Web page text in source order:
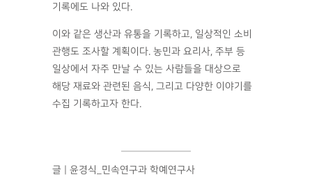
기록에도 나와 있다.
이와 같은 생산과 유통을 기록하고, 일상적인 소비
관행도 조사할 계획이다. 농민과 요리사, 주부 등
일상에서 자주 만날 수 있는 사람들을 대상으로
해당 재료와 관련된 음식, 그리고 다양한 이야기를
수집 기록하고자 한다.
글 | 윤경식_민속연구과 학예연구사